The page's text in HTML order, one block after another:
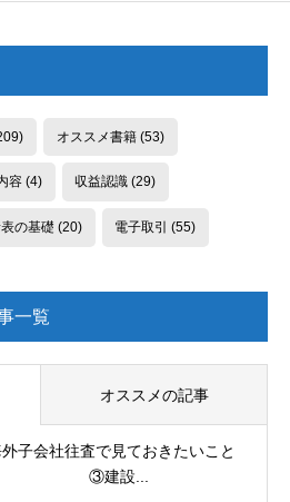
オススメ書籍(53)
容(4) 収益認識 (29)
の基礎 (20) 電子取引 (55)
一覧
オススメの記事
子会社往査で見ておきたいこと
③建設...